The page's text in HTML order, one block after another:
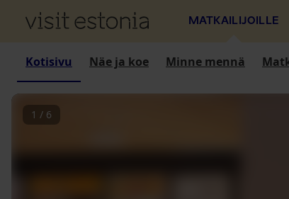
MATKAILIJOILLE
Kotisivu Näe ja koe Minne mennä
1 / 6